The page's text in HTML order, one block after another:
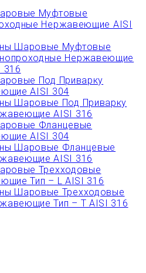
Муфтовые
Нержавеющие AISI
Шаровые Муфтовые
Нержавеющие
316
Под Приварку
AISI 304
Шаровые Под Приварку
AISI 316
Фланцевые
AISI 304
Шаровые Фланцевые
AISI 316
Трехходовые
Тип – L AISI 316
Шаровые Трехходовые
Тип – T AISI 316